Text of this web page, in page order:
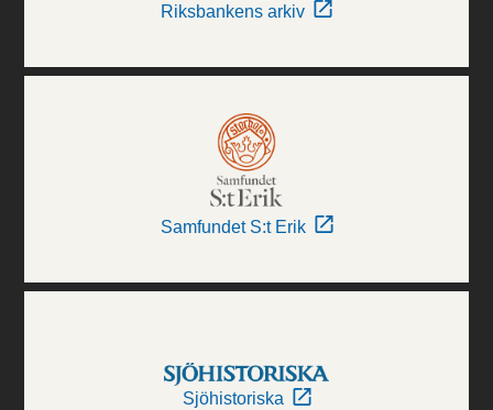
Riksbankens arkiv
Samfundet S:t Erik
Sjöhistoriska